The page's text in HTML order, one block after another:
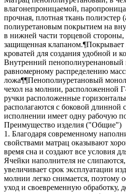
влагонепроницаемой,
прочная, плотная ткань полиэстер
полиуретановым покрытием на
в нижней части торцевой
защищенная
кроватей для создания удобной и
Внутренний пенополиуренановый
равномерному распределению
ложа¶¶Пенополиуретановый
чехол на молнии, расположенной
ручки расположенные
располагаются с боковой длинной
исполнении имеет одну рабочую
Преимущество изделия ("Общие")
1. Благодаря современному
свойствами матрац оказывают
время сна и создают все условия
Ячейки наполнителя не слипаются,
увеличивает срок эксплуатации
молнии легко снимается, поэтому
уход и своевременную обработку,